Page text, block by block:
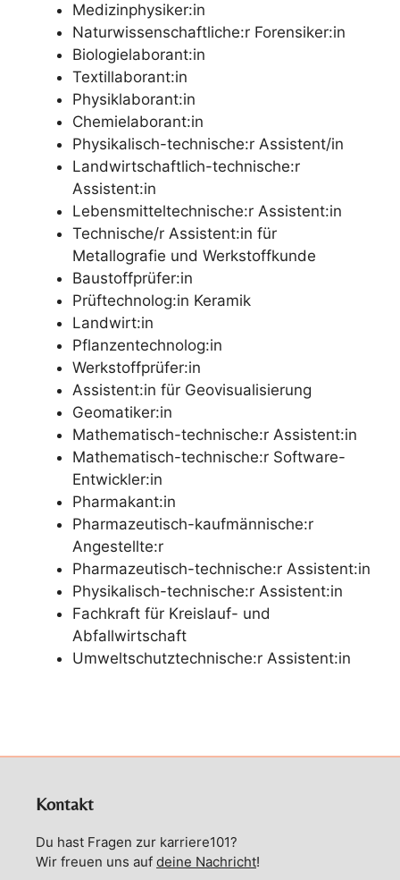
Medizinphysiker:in
Naturwissenschaftliche:r Forensiker:in
Biologielaborant:in
Textillaborant:in
Physiklaborant:in
Chemielaborant:in
Physikalisch-technische:r Assistent/in
Landwirtschaftlich-technische:r
Assistent:in
Lebensmitteltechnische:r Assistent:in
Technische/r Assistent:in für
Metallografie und Werkstoffkunde
Baustoffprüfer:in
Prüftechnolog:in Keramik
Landwirt:in
Pflanzentechnolog:in
Werkstoffprüfer:in
Assistent:in für Geovisualisierung
Geomatiker:in
Mathematisch-technische:r Assistent:in
Mathematisch-technische:r Software-
Entwickler:in
Pharmakant:in
Pharmazeutisch-kaufmännische:r
Angestellte:r
Pharmazeutisch-technische:r Assistent:in
Physikalisch-technische:r Assistent:in
Fachkraft für Kreislauf- und
Abfallwirtschaft
Umweltschutztechnische:r Assistent:in
Kontakt
Du hast Fragen zur karriere101?
Wir freuen uns auf deine Nachricht!